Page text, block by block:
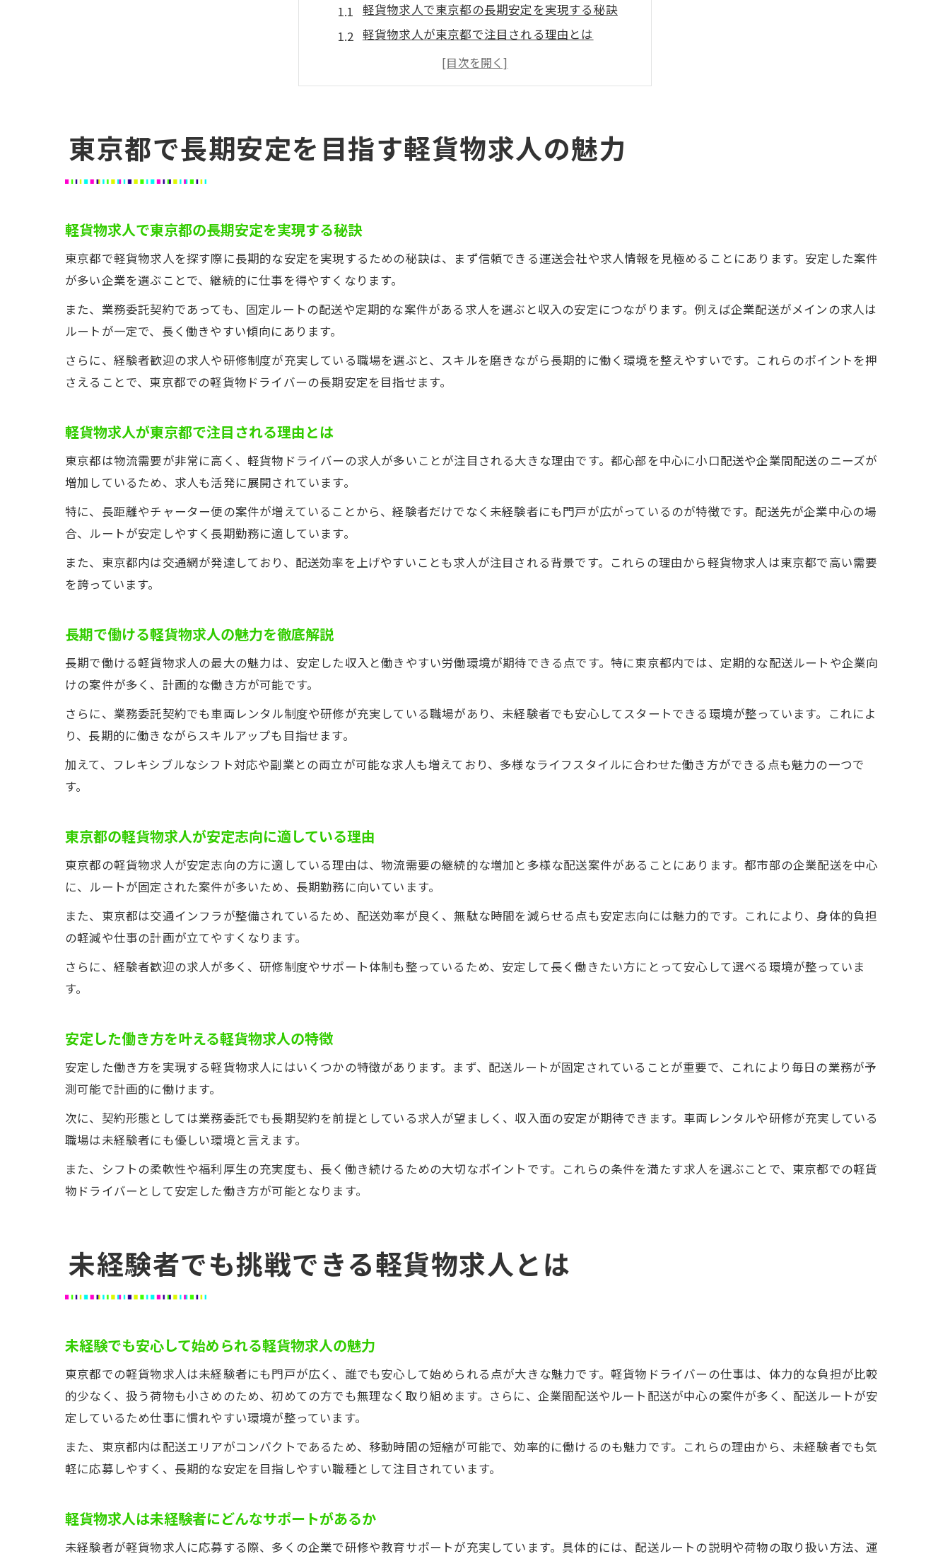
軽貨物求人で東京都の長期安定を実現する秘訣
軽貨物求人が東京都で注目される理由とは
長期で働ける軽貨物求人の魅力を徹底解説
東京都の軽貨物求人が安定志向に適している理由
未経験者でも挑戦できる軽貨物求人とは
未経験でも安心して始められる軽貨物求人の魅力
軽貨物求人で未経験者が活躍できる理由とは
未経験でも挑戦しやすい軽貨物求人のポイント
働き方を変える長期軽貨物求人の選び方
長期で働ける軽貨物求人の選び方と注意点
自分に合う長期軽貨物求人の見極めポイント
軽貨物求人を選ぶ際に重視すべき条件とは
軽貨物求人が安定収入を望む人に支持される理由
軽貨物求人で収入を安定させる働き方の工夫
安定志向の方に適した軽貨物求人の特徴
軽貨物求人の長距離案件で得られるメリット
軽貨物ドライバーで見つける新しい働き方提案
軽貨物ドライバーから広がる働き方の選択肢
新しい働き方を叶える軽貨物求人の特徴
東京都で長期安定を目指す軽貨物求人の魅力
軽貨物求人で東京都の長期安定を実現する秘訣
東京都で軽貨物求人を探す際に長期的な安定を実現するための秘訣は、まず信頼できる運送会社や求人情報を見極めることにあります。安定した案件
が多い企業を選ぶことで、継続的に仕事を得やすくなります。
また、業務委託契約であっても、固定ルートの配送や定期的な案件がある求人を選ぶと収入の安定につながります。例えば企業配送がメインの求人は
ルートが一定で、長く働きやすい傾向にあります。
さらに、経験者歓迎の求人や研修制度が充実している職場を選ぶと、スキルを磨きながら長期的に働く環境を整えやすいです。これらのポイントを押
さえることで、東京都での軽貨物ドライバーの長期安定を目指せます。
軽貨物求人が東京都で注目される理由とは
東京都は物流需要が非常に高く、軽貨物ドライバーの求人が多いことが注目される大きな理由です。都心部を中心に小口配送や企業間配送のニーズが
増加しているため、求人も活発に展開されています。
特に、長距離やチャーター便の案件が増えていることから、経験者だけでなく未経験者にも門戸が広がっているのが特徴です。配送先が企業中心の場
合、ルートが安定しやすく長期勤務に適しています。
また、東京都内は交通網が発達しており、配送効率を上げやすいことも求人が注目される背景です。これらの理由から軽貨物求人は東京都で高い需要
を誇っています。
長期で働ける軽貨物求人の魅力を徹底解説
長期で働ける軽貨物求人の最大の魅力は、安定した収入と働きやすい労働環境が期待できる点です。特に東京都内では、定期的な配送ルートや企業向
けの案件が多く、計画的な働き方が可能です。
さらに、業務委託契約でも車両レンタル制度や研修が充実している職場があり、未経験者でも安心してスタートできる環境が整っています。これによ
り、長期的に働きながらスキルアップも目指せます。
加えて、フレキシブルなシフト対応や副業との両立が可能な求人も増えており、多様なライフスタイルに合わせた働き方ができる点も魅力の一つで
す。
東京都の軽貨物求人が安定志向に適している理由
東京都の軽貨物求人が安定志向の方に適している理由は、物流需要の継続的な増加と多様な配送案件があることにあります。都市部の企業配送を中心
に、ルートが固定された案件が多いため、長期勤務に向いています。
また、東京都は交通インフラが整備されているため、配送効率が良く、無駄な時間を減らせる点も安定志向には魅力的です。これにより、身体的負担
の軽減や仕事の計画が立てやすくなります。
さらに、経験者歓迎の求人が多く、研修制度やサポート体制も整っているため、安定して長く働きたい方にとって安心して選べる環境が整っていま
す。
安定した働き方を叶える軽貨物求人の特徴
安定した働き方を実現する軽貨物求人にはいくつかの特徴があります。まず、配送ルートが固定されていることが重要で、これにより毎日の業務が予
測可能で計画的に働けます。
次に、契約形態としては業務委託でも長期契約を前提としている求人が望ましく、収入面の安定が期待できます。車両レンタルや研修が充実している
職場は未経験者にも優しい環境と言えます。
また、シフトの柔軟性や福利厚生の充実度も、長く働き続けるための大切なポイントです。これらの条件を満たす求人を選ぶことで、東京都での軽貨
物ドライバーとして安定した働き方が可能となります。
未経験者でも挑戦できる軽貨物求人とは
未経験でも安心して始められる軽貨物求人の魅力
東京都での軽貨物求人は未経験者にも門戸が広く、誰でも安心して始められる点が大きな魅力です。軽貨物ドライバーの仕事は、体力的な負担が比較
的少なく、扱う荷物も小さめのため、初めての方でも無理なく取り組めます。さらに、企業間配送やルート配送が中心の案件が多く、配送ルートが安
定しているため仕事に慣れやすい環境が整っています。
また、東京都内は配送エリアがコンパクトであるため、移動時間の短縮が可能で、効率的に働けるのも魅力です。これらの理由から、未経験者でも気
軽に応募しやすく、長期的な安定を目指しやすい職種として注目されています。
軽貨物求人は未経験者にどんなサポートがあるか
未経験者が軽貨物求人に応募する際、多くの企業で研修や教育サポートが充実しています。具体的には、配送ルートの説明や荷物の取り扱い方法、運